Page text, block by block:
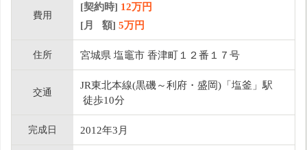
費用
[契約時] 12万円
[月 額] 5万円
住所 宮城県 塩竈市 香津町１２番１７号
交通
JR東北本線(黒磯～利府・盛岡)「塩釜」駅
徒歩10分
完成日 2012年3月